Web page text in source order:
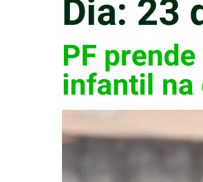
Dia: 23
PF
infantil na